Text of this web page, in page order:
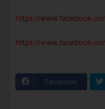
https://
https://
Facebook